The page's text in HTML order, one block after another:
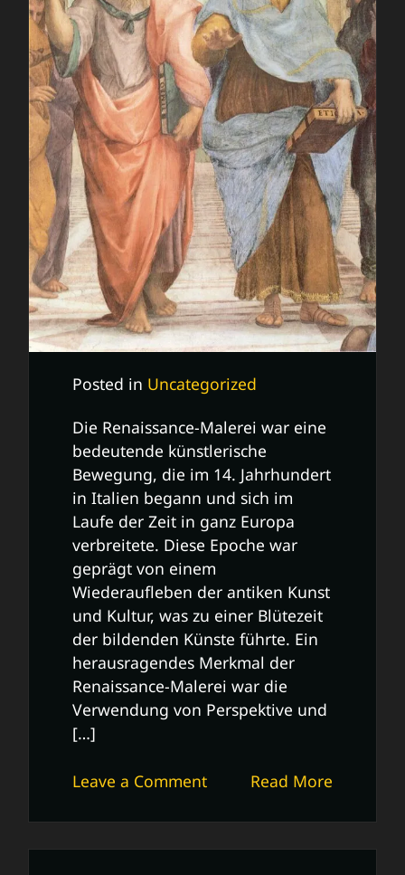
Posted in Uncategorized
Die Renaissance-Malerei war eine
bedeutende künstlerische
Bewegung, die im 14. Jahrhundert
in Italien begann und sich im
Laufe der Zeit in ganz Europa
verbreitete. Diese Epoche war
geprägt von einem
Wiederaufleben der antiken Kunst
und Kultur, was zu einer Blütezeit
der bildenden Künste führte. Ein
herausragendes Merkmal der
Renaissance-Malerei war die
Verwendung von Perspektive und
[…]
Read More
Leave a Commenton
Meisterwerke
der